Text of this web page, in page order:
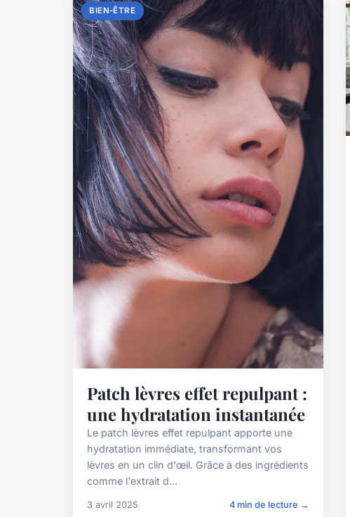
BIEN-ÊTRE
Patch lèvres effet repulpant :
une hydratation instantanée
Le patch lèvres effet repulpant apporte une
hydratation immédiate, transformant vos
lèvres en un clin d'œil. Grâce à des ingrédients
comme l'extrait d...
3 avril 2025 4 min de lecture →